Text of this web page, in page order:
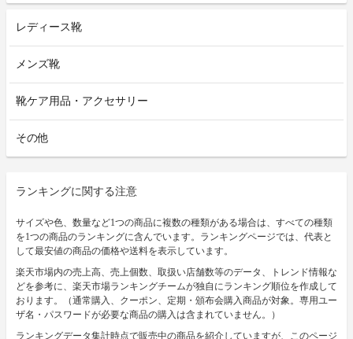
レディース靴
メンズ靴
靴ケア用品・アクセサリー
その他
ランキングに関する注意
サイズや色、数量など1つの商品に複数の種類がある場合は、すべての種類
を1つの商品のランキングに含んでいます。ランキングページでは、代表と
して最安値の商品の価格や送料を表示しています。
楽天市場内の売上高、売上個数、取扱い店舗数等のデータ、トレンド情報な
どを参考に、楽天市場ランキングチームが独自にランキング順位を作成して
おります。（通常購入、クーポン、定期・頒布会購入商品が対象。専用ユー
ザ名・パスワードが必要な商品の購入は含まれていません。）
ランキングデータ集計時点で販売中の商品を紹介していますが、このページ